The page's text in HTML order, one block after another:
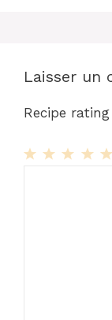
Laisser un
Recipe rating